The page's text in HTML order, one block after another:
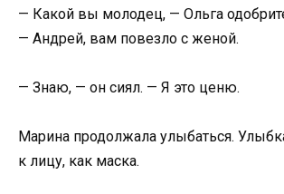
— Какой вы молодец, — Ольга
— Андрей, вам повезло с женой.
— Знаю, — он сиял. — Я это ценю.
Марина продолжала улыбаться.
к лицу, как маска.